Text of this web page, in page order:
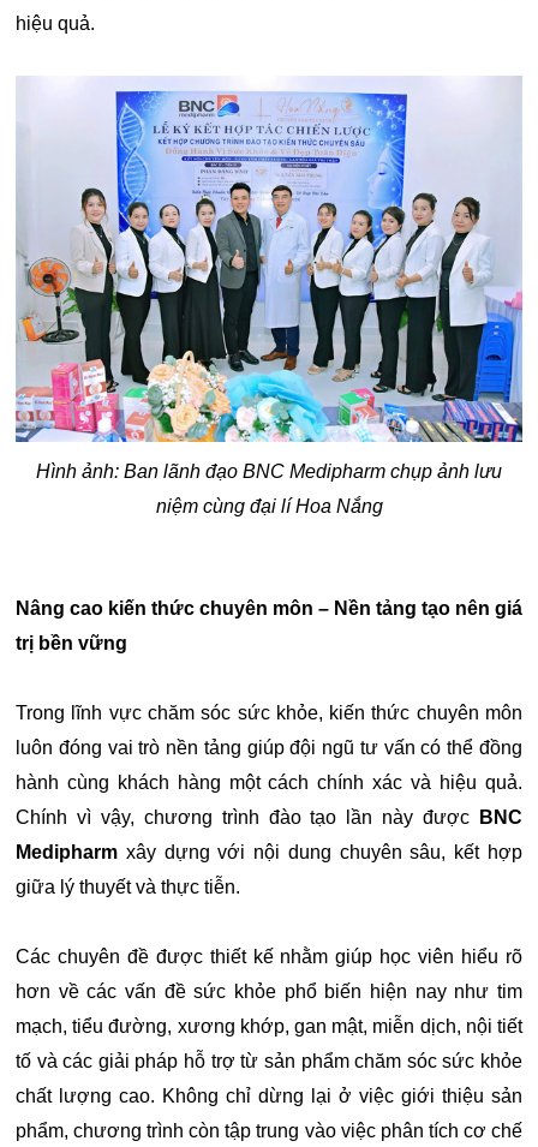
hiệu quả.
Hình ảnh: Ban lãnh đạo BNC Medipharm chụp ảnh lưu
niệm cùng đại lí Hoa Nắng
Nâng cao kiến thức chuyên môn – Nền tảng tạo nên giá
trị bền vững
Trong lĩnh vực chăm sóc sức khỏe, kiến thức chuyên môn
luôn đóng vai trò nền tảng giúp đội ngũ tư vấn có thể đồng
hành cùng khách hàng một cách chính xác và hiệu quả.
Chính vì vậy, chương trình đào tạo lần này được
BNC
Medipharm xây dựng với nội dung chuyên sâu, kết hợp
giữa lý thuyết và thực tiễn.
Các chuyên đề được thiết kế nhằm giúp học viên hiểu rõ
hơn về các vấn đề sức khỏe phổ biến hiện nay như tim
mạch, tiểu đường, xương khớp, gan mật, miễn dịch, nội tiết
tố và các giải pháp hỗ trợ từ sản phẩm chăm sóc sức khỏe
chất lượng cao. Không chỉ dừng lại ở việc giới thiệu sản
phẩm, chương trình còn tập trung vào việc phân tích cơ chế